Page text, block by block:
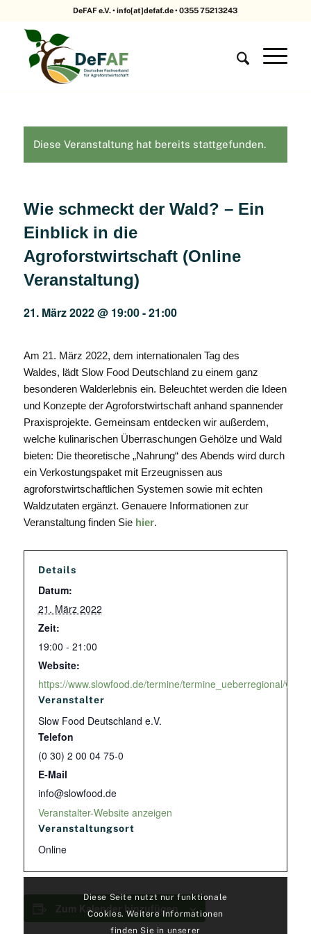
DeFAF e.V. • info[at]defaf.de • 0355 75213243
Diese Veranstaltung hat bereits stattgefunden.
Wie schmeckt der Wald? – Ein
Einblick in die
Agroforstwirtschaft (Online
Veranstaltung)
21. März 2022 @ 19:00-21:00
Am 21. März 2022, dem internationalen Tag des
Waldes, lädt Slow Food Deutschland zu einem ganz
besonderen Walderlebnis ein. Beleuchtet werden die Ideen
und Konzepte der Agroforstwirtschaft anhandspannender
Praxisprojekte. Gemeinsam entdecken wir außerdem,
welche kulinarischen Überraschungen Gehölze und Wald
bieten: Die theoretische „Nahrung“ des Abends wird durch
ein Verkostungspaket mitErzeugnissen aus
agroforstwirtschaftlichen Systemen sowie mitechten
Waldzutaten ergänzt. Genauere Informationen zur
Veranstaltung finden Sie hier.
Details
Datum:
21. März 2022
Zeit:
19:00 - 21:00
Website:
https://www.slowfood.de/termine/termine_ueberregional/
Veranstalter
Slow Food Deutschland e.V.
Telefon
(0 30) 2 00 04 75-0
E-Mail
info@slowfood.de
Veranstalter-Website anzeigen
Veranstaltungsort
Online
Zum Kalender hinzufügen
Diese Seite nutzt nur funktionale
Cookies. Weitere Informationen
finden Sie in unserer